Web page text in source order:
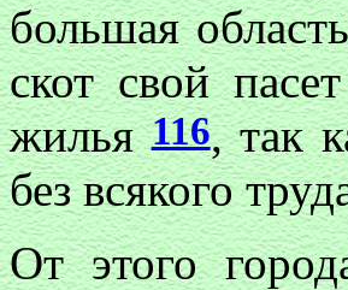
большая
скот свой
жилья116, так
без всякого
От этого